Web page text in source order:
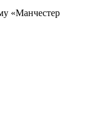
«Манчестер